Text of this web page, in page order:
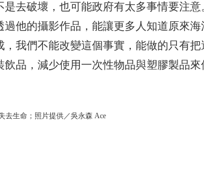
去破壞，也可能政府有太多事情要注
他的攝影作品，能讓更多人知道原來
我們不能改變這個事實，能做的只有
品，減少使用一次性物品與塑膠製品來
去生命；照片提供／吳永森 Ace